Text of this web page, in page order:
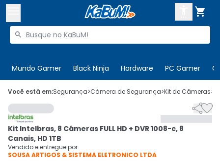

Buscar produtos

Mundo Gamer Black Ninja Hardware PC Gamer
 Olá. Acesse sua conta
 Departamentos
Cupons
Mais Vendidos
CADASTRE-SE
Você está em:Segurança>Câmera de Segurança>Kit de Câmeras>

Kit Intelbras, 8 Câmeras FULL HD + DVR 1008-c, 8
Canais, HD 1TB
Vendido e entregue por:
SOUSA ARTIGOS & SISTEMA ELETRONICO LTDA